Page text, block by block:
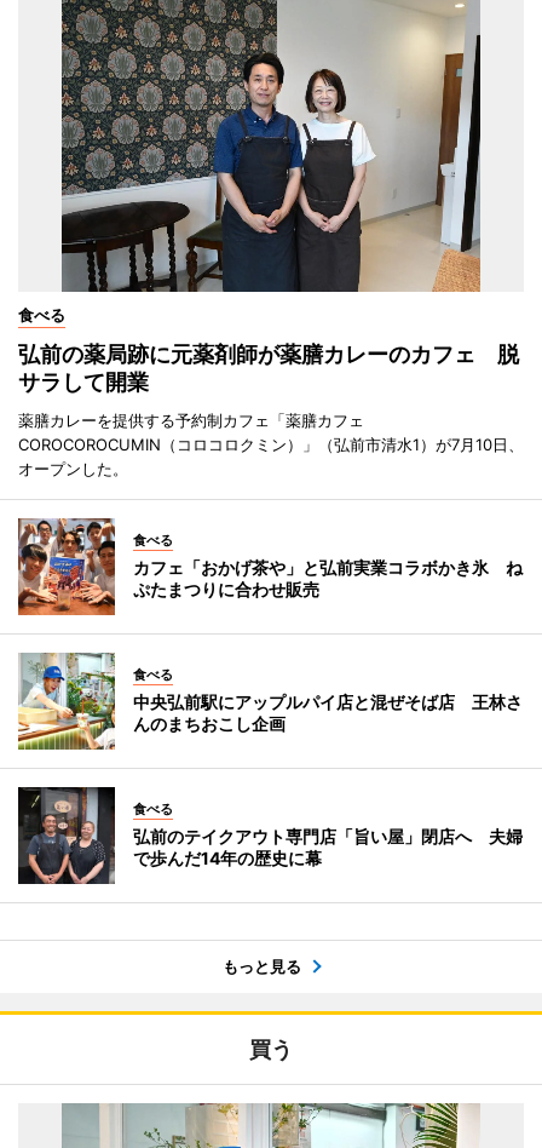
食べる
弘前の薬局跡に元薬剤師が薬膳カレーのカフェ 脱
サラして開業
薬膳カレーを提供する予約制カフェ「薬膳カフェ
COROCOROCUMIN（コロコロクミン）」（弘前市清水1）が7月10日、
オープンした。
食べる
カフェ「おかげ茶や」と弘前実業コラボかき氷 ね
ぷたまつりに合わせ販売
食べる
中央弘前駅にアップルパイ店と混ぜそば店 王林さ
んのまちおこし企画
食べる
弘前のテイクアウト専門店「旨い屋」閉店へ 夫婦
で歩んだ14年の歴史に幕
もっと見る
買う